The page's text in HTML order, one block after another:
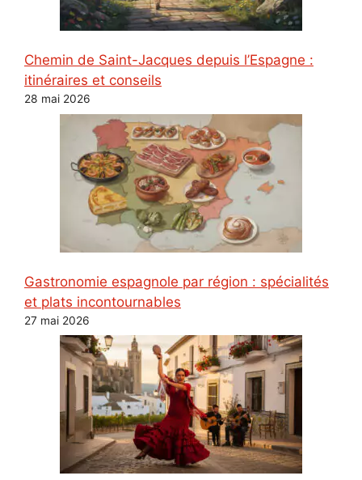
Chemin de Saint-Jacques depuis l’Espagne :
itinéraires et conseils
28 mai 2026
Gastronomie espagnole par région : spécialités
et plats incontournables
27 mai 2026